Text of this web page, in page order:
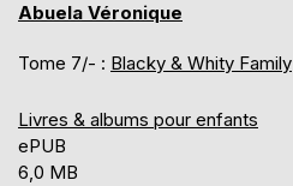
Abuela Véronique
Tome 7/- : Blacky & Whity Family
Livres & albums pour enfants
ePUB
6,0 MB